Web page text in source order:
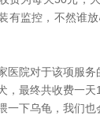
有监控，不然谁
院对于该项服务
，最终共收费一
一下乌龟，我们也